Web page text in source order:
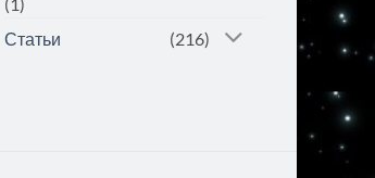
Статьи
(216)